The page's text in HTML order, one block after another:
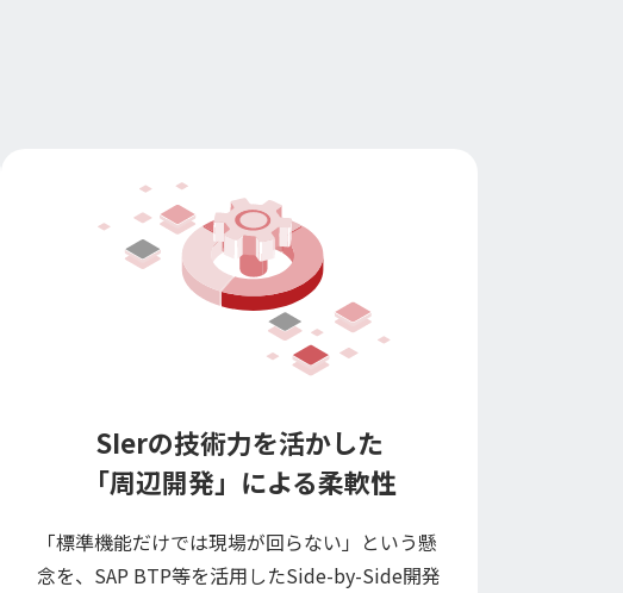
SIerの技術力を活かした
「周辺開発」による柔軟性
「標準機能だけでは現場が回らない」という懸
念を、SAP BTP等を活用したSide-by-Side開発